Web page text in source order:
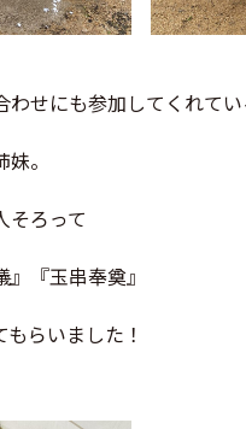
わせにも参加してくれてい
。
そろって
』『玉串奉奠』
らいました！